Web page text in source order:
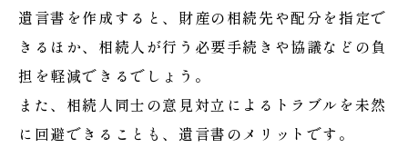
遺言書を作成すると、財産の相続先や配分を指定で
きるほか、相続人が行う必要手続きや協議などの負
担を軽減できるでしょう。
また、相続人同士の意見対立によるトラブルを未然
に回避できることも、遺言書のメリットです。